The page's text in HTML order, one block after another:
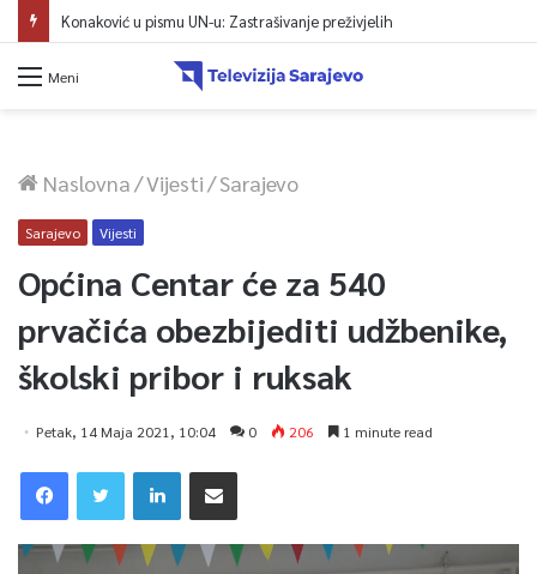
Konaković u pismu UN-u: Zastrašivanje preživjelih
Meni
Naslovna/Vijesti/Sarajevo
Sarajevo Vijesti
Općina Centar će za 540
prvačića obezbijediti udžbenike,
školski pribor i ruksak
Petak, 14 Maja 2021, 10:04 0 206 1 minute read